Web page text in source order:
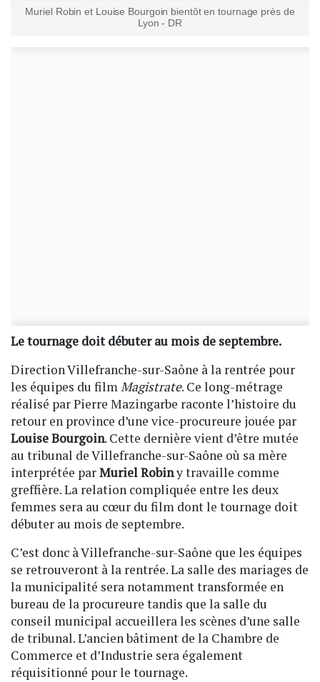
Muriel Robin et Louise Bourgoin bientôt en tournage près de
Lyon - DR
Le tournage doit débuter au mois de septembre.
Direction Villefranche-sur-Saône à la rentrée pour
les équipes du filmMagistrate. Ce long-métrage
réalisé par Pierre Mazingarbe raconte l’histoire du
retour en province d’une vice-procureure jouée par
Louise Bourgoin. Cette dernière vient d’être mutée
au tribunal de Villefranche-sur-Saône où sa mère
interprétée parMuriel Robiny travaille comme
greffière. La relation compliquée entre les deux
femmes sera au cœur du film dont le tournage doit
débuter au mois de septembre.
C’est donc à Villefranche-sur-Saône que les équipes
se retrouveront à la rentrée. La salle des mariages de
la municipalité sera notamment transformée en
bureau de la procureure tandis que la salle du
conseil municipal accueillera les scènes d’une salle
de tribunal. L’ancien bâtiment de la Chambre de
Commerce et d’Industrie sera également
réquisitionné pour le tournage.